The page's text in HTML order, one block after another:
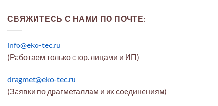
СВЯЖИТЕСЬ С НАМИ ПО ПОЧТЕ:
info@eko-tec.ru
(Работаем только с юр. лицами и ИП)
dragmet@eko-tec.ru
(Заявки по драгметаллам и их соединениям)